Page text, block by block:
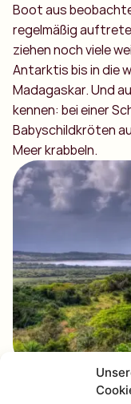
Boot aus
regelmäßig
ziehen noch viele
Antarktis bis in die
Madagaskar. Und
kennen: bei einer
Babyschildkröten
Meer krabbeln.